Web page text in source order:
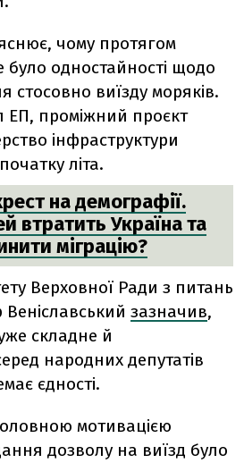
чому протягом
було одностайності щодо
стосовно виїзду моряків.
проміжний проєкт
інфраструктури
літа.
на демографії.
втратить Україна та
міграцію?
Верховної Ради з питань
зазначив,
складне й
народних депутатів
єдності.
мотивацією
дозволу на виїзд було